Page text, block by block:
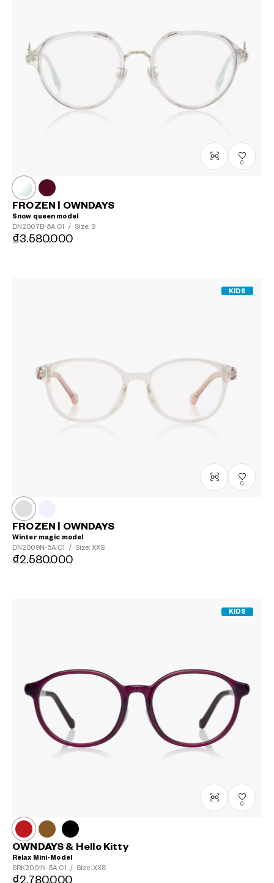
0
FROZEN | OWNDAYS
Snow queen model
DN2007B-5A C1 / Size: S
₫3.580.000
KIDS
0
FROZEN | OWNDAYS
Winter magic model
DN2009N-5A C1 / Size: XXS
₫2.580.000
KIDS
0
OWNDAYS & Hello Kitty
Relax Mini-Model
SRK2001N-5A C1 / Size: XXS
₫2.780.000